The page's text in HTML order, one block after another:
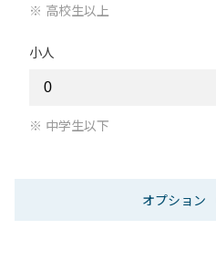
高校生以上
小人
中学生以下
オプション